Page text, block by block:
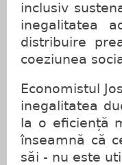
inclusiv
inegalitatea
distribuire
coeziunea
Economistul
inegalitatea
la o eficiență
înseamnă că
săi - nu este